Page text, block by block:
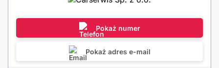
Pokaż numer
Pokaż adres e-mail